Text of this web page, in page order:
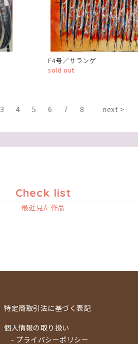
F4号／サランゲ
sold out
3 4 5 6 7 8 next >
Check list
最近見た作品
特定商取引法に基づく表記
個人情報の取り扱い
- プライバシーポリシー